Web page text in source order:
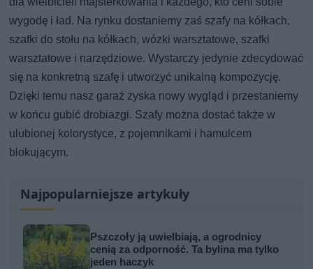
wygodę i ład. Na rynku dostaniemy zaś szafy na kółkach,
szafki do stołu na kółkach, wózki warsztatowe, szafki
warsztatowe i narzędziowe. Wystarczy jedynie zdecydować
się na konkretną szafę i utworzyć unikalną kompozycję.
Dzięki temu nasz garaż zyska nowy wygląd i przestaniemy
w końcu gubić drobiazgi. Szafy można dostać także w
ulubionej kolorystyce, z pojemnikami i hamulcem
blokującym.
Najpopularniejsze artykuły
Pszczoły ją uwielbiają, a ogrodnicy
cenią za odporność. Ta bylina ma tylko
jeden haczyk